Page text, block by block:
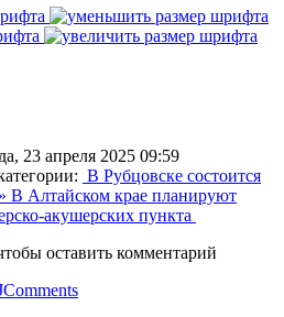
23 апреля 2025 09:59
В Рубцовске состоится
В Алтайском крае планируют
акушерских пункта
оставить комментарий